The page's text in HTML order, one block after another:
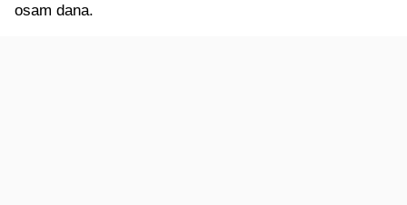
osam dana.